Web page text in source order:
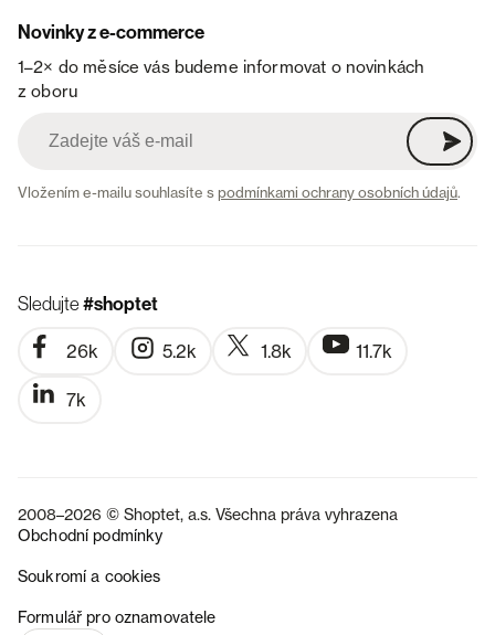
Novinky z e-commerce
1–2× do měsíce vás budeme informovat o novinkách
z oboru
Vložením e-mailu souhlasíte spodmínkami ochrany osobních údajů.
Sledujte#shoptet
26k 5.2k 1.8k 11.7k
7k
2008–2026 © Shoptet, a.s. Všechna práva vyhrazena
Obchodní podmínky
Soukromí a cookies
Formulář pro oznamovatele